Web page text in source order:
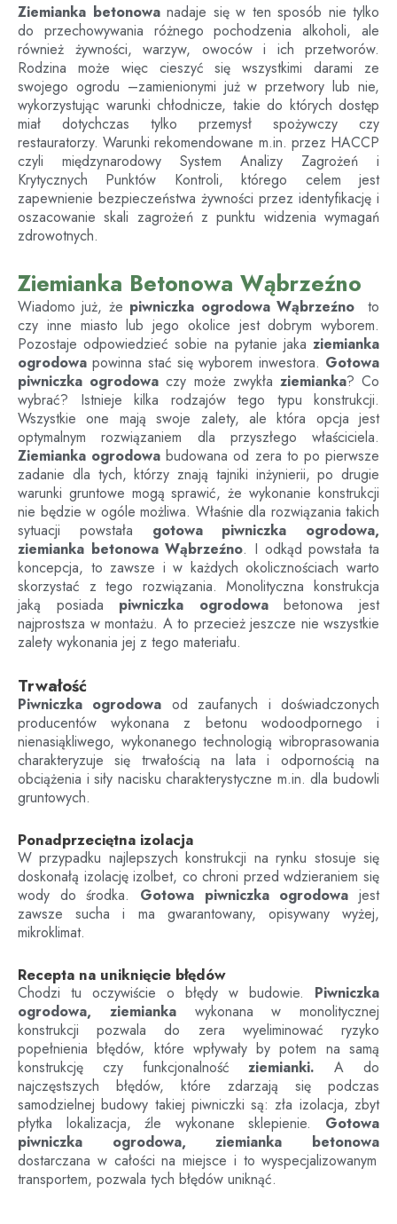
Ziemianka betonowanadaje się w ten sposób nie tylko
do przechowywania różnego pochodzenia alkoholi, ale
również żywności, warzyw, owoców i ich przetworów.
Rodzina może więc cieszyć się wszystkimi darami ze
swojego ogrodu –zamienionymi już w przetwory lub nie,
wykorzystując warunki chłodnicze, takie do których dostęp
miał dotychczas tylko przemysł spożywczy czy
restauratorzy. Warunki rekomendowane m.in. przez HACCP
czyli międzynarodowy System Analizy Zagrożeń i
Krytycznych Punktów Kontroli, którego celem jest
zapewnienie bezpieczeństwa żywności przez identyfikację i
oszacowanie skali zagrożeń z punktu widzenia wymagań
zdrowotnych.
Ziemianka Betonowa Wąbrzeźno
Wiadomo już, że piwniczka ogrodowaWąbrzeźno
to
czy inne miasto lub jego okolice jest dobrym wyborem.
Pozostaje odpowiedzieć sobie na pytanie jaka ziemianka
ogrodowa powinna stać się wyborem inwestora. Gotowa
piwniczka ogrodowa czy może zwykła ziemianka? Co
wybrać? Istnieje kilka rodzajów tego typu konstrukcji.
Wszystkie one mają swoje zalety, ale która opcja jest
optymalnym rozwiązaniem dla przyszłego właściciela.
Ziemianka ogrodowa budowana od zera to po pierwsze
zadanie dla tych, którzy znają tajniki inżynierii, po drugie
warunki gruntowe mogą sprawić, że wykonanie konstrukcji
nie będzie w ogóle możliwa. Właśnie dla rozwiązania takich
sytuacji powstała gotowa piwniczka ogrodowa,
ziemianka betonowaWąbrzeźno. I odkąd powstała ta
koncepcja, to zawsze i w każdych okolicznościach warto
skorzystać z tego rozwiązania. Monolityczna konstrukcja
jaką posiada piwniczka ogrodowabetonowa jest
najprostsza w montażu. A to przecież jeszcze nie wszystkie
zalety wykonania jej z tego materiału.
Trwałość
Piwniczka ogrodowa od zaufanych i doświadczonych
producentów wykonana z betonu wodoodpornego i
nienasiąkliwego, wykonanego technologią wibroprasowania
charakteryzuje się trwałością na lata i odpornością na
obciążenia i siły nacisku charakterystyczne m.in. dla budowli
gruntowych.
Ponadprzeciętna izolacja
W przypadku najlepszych konstrukcji na rynku stosuje się
doskonałą izolację izolbet, co chroni przed wdzieraniem się
wody do środka. Gotowa piwniczka ogrodowa jest
zawsze sucha i ma gwarantowany, opisywany wyżej,
mikroklimat.
Recepta na uniknięcie błędów
Chodzi tu oczywiście o błędy w budowie. Piwniczka
ogrodowa, ziemiankawykonana w monolitycznej
konstrukcji pozwala do zera wyeliminować ryzyko
popełnienia błędów, które wpływały by potem na samą
konstrukcję czy funkcjonalnośćziemianki. A do
najczęstszych błędów, które zdarzają się podczas
samodzielnej budowy takiej piwniczki są: zła izolacja, zbyt
płytka lokalizacja, źle wykonane sklepienie. Gotowa
piwniczka ogrodowa, ziemianka betonowa
dostarczana w całości na miejsce i to wyspecjalizowanym
transportem, pozwala tych błędów uniknąć.